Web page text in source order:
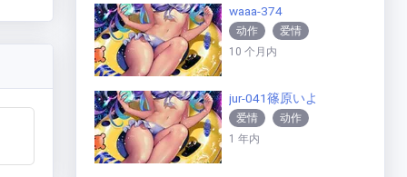
社
waaa-374
动作
爱情
10 个月内
jur-041篠原いよ
爱情
动作
1 年内